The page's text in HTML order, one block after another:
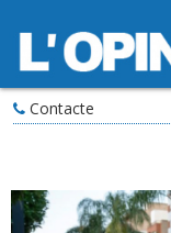
Contacte